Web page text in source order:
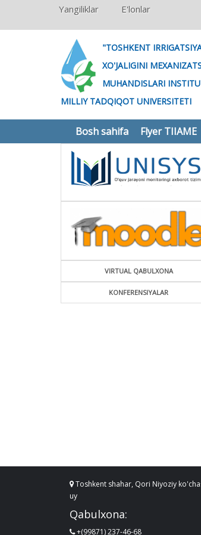
Yangiliklar E'lonlar
"TOSHKENT
XO'JALIGINI
MUHANDISLARI
MILLIY TADQIQOT UNIVERSITETI
Bosh sahifa Flyer TIIAME
VIRTUAL QABULXONA
KONFERENSIYALAR
Toshkent shahar, Qori Niyoziy
uy
Qabulxona:
+(99871) 237-46-68